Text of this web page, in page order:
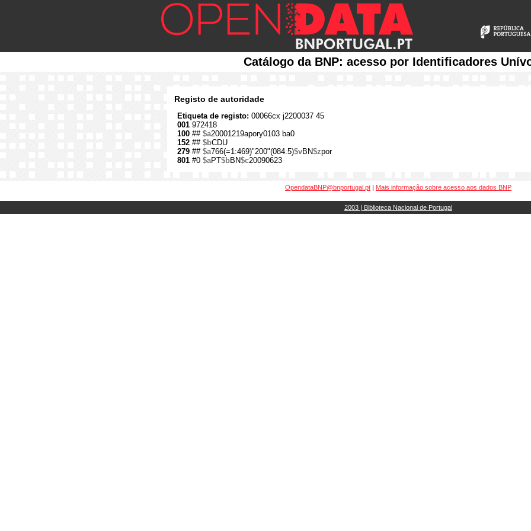
Catálogo da BNP: acesso por Identificadores
Registo de autoridade
Etiqueta de registo: 00066cx j2200037 45
001 972418
100 ## $a20001219apory0103 ba0
152 ## $bCDU
279 ## $a766(=1:469)"200"(084.5)$vBN$zpor
801 #0 $aPT$bBN$c20090623
OpendataBNP@bnportugal.pt | Mais informação sobre acesso aos dados BNP
2003 | Biblioteca Nacional de Portugal